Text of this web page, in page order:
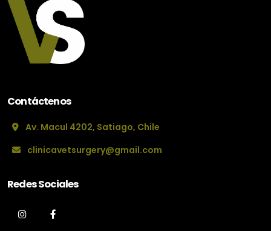
Contáctenos
Av. Macul 4202, Satiago, Chile
clinicavetsurgery@gmail.com
Redes Sociales